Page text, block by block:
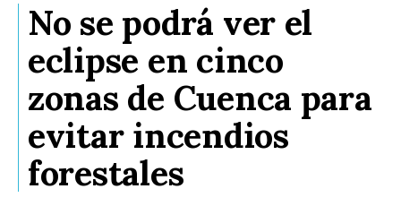
No se podrá ver el
eclipse en cinco
zonas de Cuenca para
evitar incendios
forestales